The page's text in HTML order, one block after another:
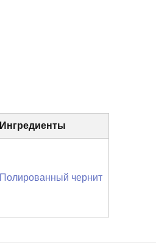
Ингредиенты
Полированный чернит